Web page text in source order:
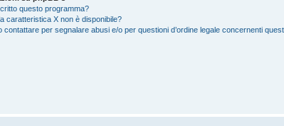
questo programma?
caratteristica X non è disponibile?
contattare per segnalare abusi e/o per questioni d’ordine legale concernenti